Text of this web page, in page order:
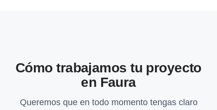
Cómo trabajamos tu proyecto
en Faura
Queremos que en todo momento tengas claro